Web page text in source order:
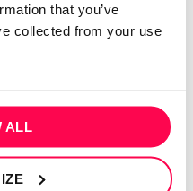
that you’ve
collected from your use
ALL